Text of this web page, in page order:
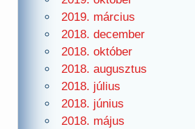
2019. március
2018. december
2018. október
2018. augusztus
2018. július
2018. június
2018. május